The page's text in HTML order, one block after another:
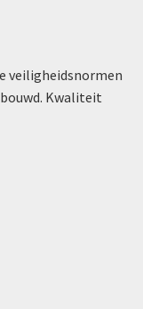
veiligheidsnormen
Kwaliteit